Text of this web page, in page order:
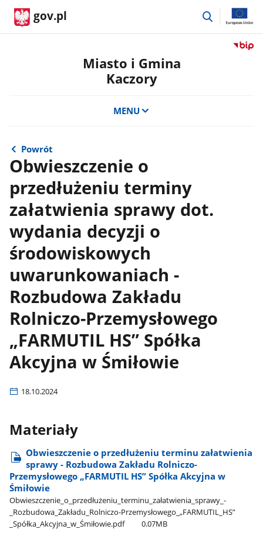
gov.pl
przejdź
Przejdź
Miasto i Gmina
Kaczory
MENU
Powrót
Obwieszczenie o
przedłużeniu terminy
załatwienia sprawy dot.
wydania decyzji o
środowiskowych
uwarunkowaniach -
Rozbudowa Zakładu
Rolniczo-Przemysłowego
„FARMUTIL HS” Spółka
Akcyjna w Śmiłowie
18.10.2024
Materiały
Obwieszczenie o przedłużeniu terminu załatwienia
sprawy - Rozbudowa Zakładu Rolniczo-
Przemysłowego „FARMUTIL HS” Spółka Akcyjna w
Śmiłowie
Obwieszczenie​_o​_przedłużeniu​_terminu​_załatwienia​_sprawy​_-​
_Rozbudowa​_Zakładu​_Rolniczo-Przemysłowego​_„FARMUTIL​_HS”​
_Spółka​_Akcyjna​_w​_Śmiłowie.pdf
0.07MB